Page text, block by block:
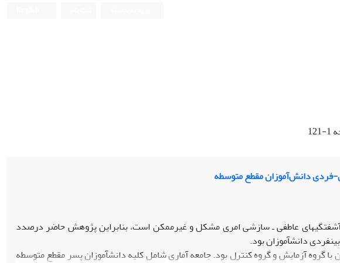
فردی دانش‌آموزان مقطع متوسطه
عاطفی ـ سازشی امری مشکل و غیرممکن است، بنابراین پژوهش حاضر درصدد
دانش­آموزان بود.
گروه آزمایش و گروه کنترل بود. جامعه آماری شامل کلیه دانش­آموزان پسر مقطع متوسطه